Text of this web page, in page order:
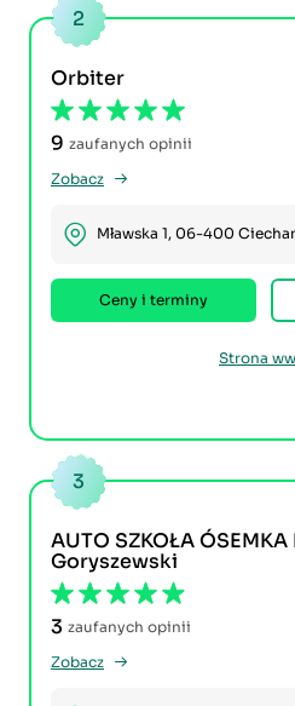
2
Orbiter
9 zaufanych opinii
Zobacz
Mławska 1, 06-400
Ceny i terminy
Strona
3
AUTO SZKOŁA
Goryszewski
3 zaufanych opinii
Zobacz